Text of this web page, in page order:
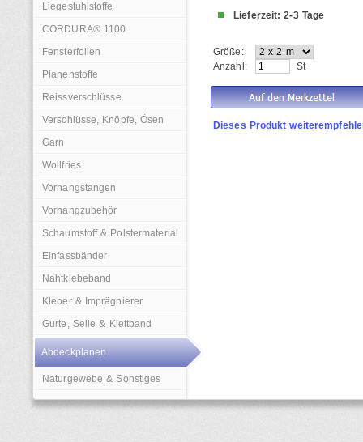
Liegestuhlstoffe
CORDURA® 1100
Fensterfolien
Planenstoffe
Reissverschlüsse
Verschlüsse, Knöpfe, Ösen
Garn
Wollfries
Vorhangstangen
Vorhangzubehör
Schaumstoff & Polstermaterial
Einfassbänder
Nahtklebeband
Kleber & Imprägnierer
Gurte, Seile & Klettband
Abdeckplanen
Naturgewebe & Sonstiges
Lieferzeit: 2-3 Tage
Größe:
Anzahl:
St
Dieses Produkt